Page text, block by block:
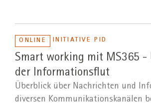
ONLINE INITIATIVE PID
Smart working mit MS365 -
der Informationsflut
Überblick über Nachrichten und
diversen Kommunikationskanälen